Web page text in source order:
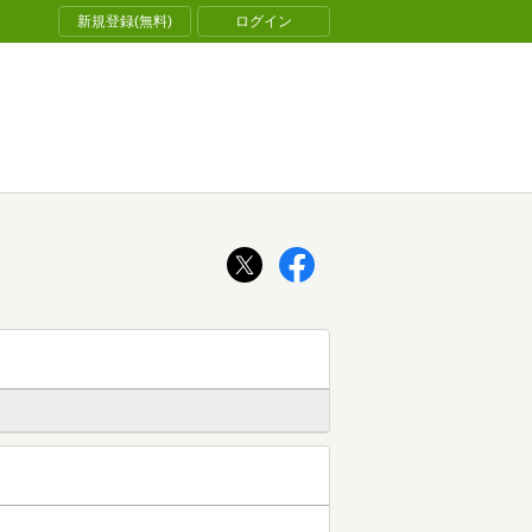
新規登録(無料) ログイン